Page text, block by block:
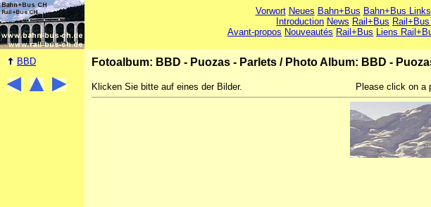
Vorwort Neues Bahn+Bus Bahn+Bus Links
Introduction News Rail+Bus
Avant-propos Nouveautés Rail+Bus Liens
BBD Fotoalbum: BBD - Puozas - Parlets / Photo Album: BBD -
Klicken Sie bitte auf eines der Bilder. Please click on a